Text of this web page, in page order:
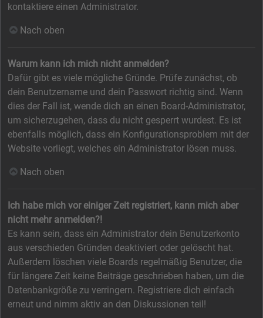
kontaktiere einen Administrator.
Nach oben
Warum kann ich mich nicht anmelden?
Dafür gibt es viele mögliche Gründe. Prüfe zunächst, ob
dein Benutzername und dein Passwort richtig sind. Wenn
dies der Fall ist, wende dich an einen Board-Administrator,
um sicherzugehen, dass du nicht gesperrt wurdest. Es ist
ebenfalls möglich, dass ein Konfigurationsproblem mit der
Website vorliegt, welches ein Administrator lösen muss.
Nach oben
Ich habe mich vor einiger Zeit registriert, kann mich aber
nicht mehr anmelden?!
Es kann sein, dass ein Administrator dein Benutzerkonto
aus verschieden Gründen deaktiviert oder gelöscht hat.
Außerdem löschen viele Boards regelmäßig Benutzer, die
für längere Zeit keine Beiträge geschrieben haben, um die
Datenbankgröße zu verringern. Registriere dich einfach
erneut und nimm aktiv an den Diskussionen teil!